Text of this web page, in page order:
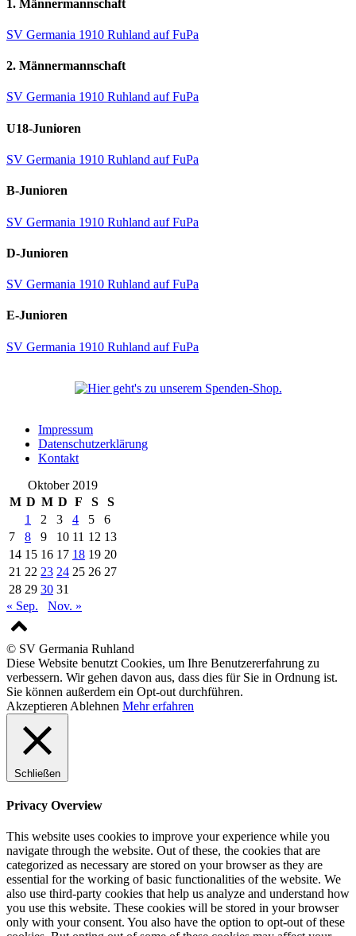
1. Männermannschaft
SV Germania 1910 Ruhland auf FuPa
2. Männermannschaft
SV Germania 1910 Ruhland auf FuPa
U18-Junioren
SV Germania 1910 Ruhland auf FuPa
B-Junioren
SV Germania 1910 Ruhland auf FuPa
D-Junioren
SV Germania 1910 Ruhland auf FuPa
E-Junioren
SV Germania 1910 Ruhland auf FuPa
Impressum
Datenschutzerklärung
Kontakt
Oktober 2019
M D M D F S
S
1
2 3 4 5
6
7
8 9 10 11 12 13
14 15 16 17 18 19 20
21 22 23 24 25 26 27
28 29 30 31
« Sep.
Nov. »
© SV Germania Ruhland
Diese Website benutzt Cookies, um Ihre Benutzererfahrung zu
verbessern. Wir gehen davon aus, dass dies für Sie in Ordnung ist.
Sie können außerdem ein Opt-out durchführen.
Akzeptieren Ablehnen Mehr erfahren
Schließen
Privacy Overview
This website uses cookies to improve your experience while you
navigate through the website. Out of these, the cookies that are
categorized as necessary are stored on your browser as they are
essential for the working of basic functionalities of the website. We
also use third-party cookies that help us analyze and understand how
you use this website. These cookies will be stored in your browser
only with your consent. You also have the option to opt-out of these